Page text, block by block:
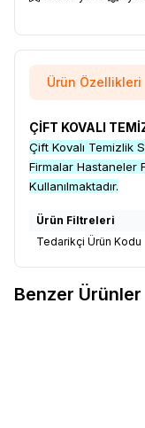
Ürün Özellikleri
ÇİFT KOVALI
Çift Kovalı Temizlik
Firmalar Hastaneler
Kullanılmaktadır.
Ürün Filtreleri
Tedarikçi Ürün Kodu
Benzer Ürünler